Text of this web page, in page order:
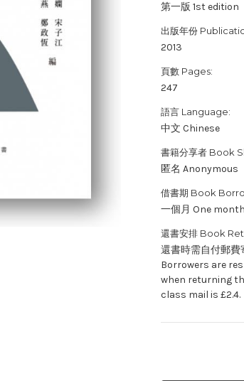
第一版 1st edition
出版年份
2013
頁數 Pages:
247
語言 Language:
中文 Chinese
書籍分享者 Book
匿名 Anonymous
借書期 Book
一個月 One month
還書安排 Book
還書時需自付郵費
Borrowers are
when returning
class mail is £2.4.